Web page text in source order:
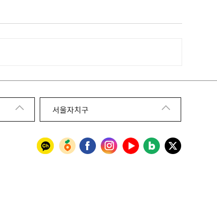
서울자치구